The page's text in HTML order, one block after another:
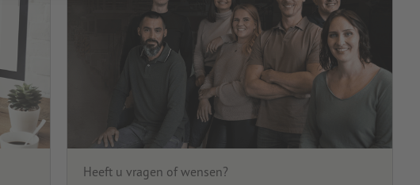
Heeft u vragen of wensen?